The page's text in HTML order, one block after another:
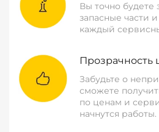
Вы точно будете
запасные части
каждый
Прозрачность
Забудьте о
сможете
по ценам и
начнутся работы.